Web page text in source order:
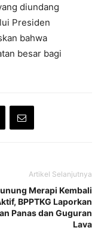
diundang
Presiden
bahwa
besar bagi
Artikel Selanjutnya
Merapi Kembali
BPPTKG Laporkan
Panas dan Guguran
Lava